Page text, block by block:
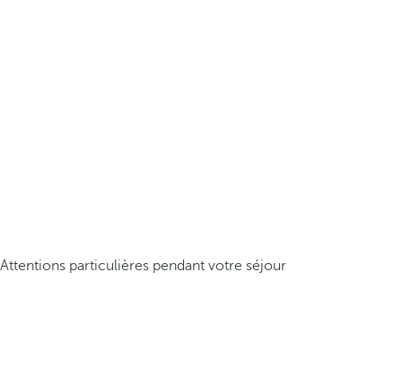
Attentions particulières pendant votre séjour